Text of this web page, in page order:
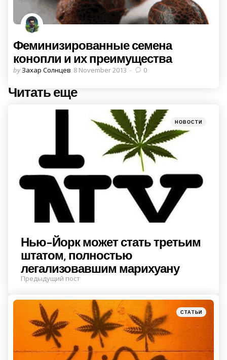
Феминизированные семена
конопли и их преимущества
Posted
by Захар Солнцев 8 November 2013 0
Читать еще
Post
navigation
Posted
НОВОСТИ
Нью-Йорк может стать третьим
штатом, полностью
легализовавшим марихуану
Предыдущий пост
Posted
in
СТАТЬИ